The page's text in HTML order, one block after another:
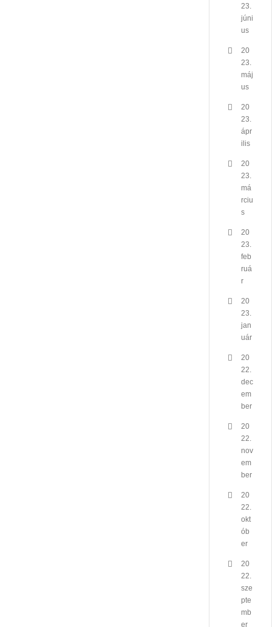
23.
júni
us
20
23.
máj
us
20
23.
ápr
ilis
20
23.
má
rciu
s
20
23.
feb
ruá
r
20
23.
jan
uár
20
22.
dec
em
ber
20
22.
nov
em
ber
20
22.
okt
ób
er
20
22.
sze
pte
mb
er